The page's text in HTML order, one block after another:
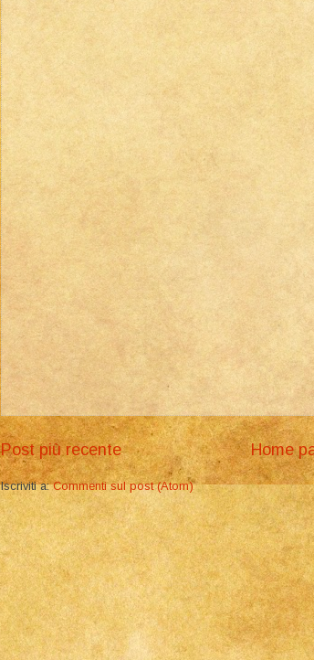
Post più recente Home
Iscriviti a:Commenti sul post (Atom)